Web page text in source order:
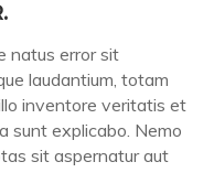
natus error sit
laudantium, totam
inventore veritatis et
sunt explicabo. Nemo
sit aspernatur aut